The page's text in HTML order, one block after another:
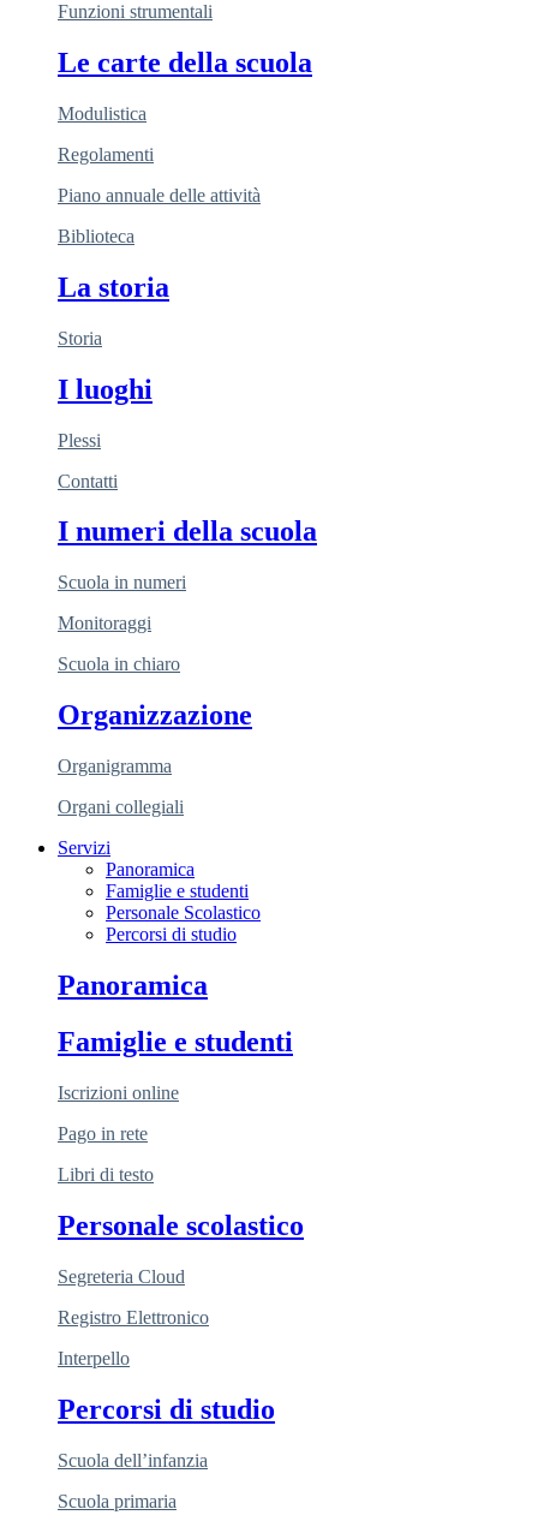
Funzioni strumentali
Le carte della scuola
Modulistica
Regolamenti
Piano annuale delle attività
Biblioteca
La storia
Storia
I luoghi
Plessi
Contatti
I numeri della scuola
Scuola in numeri
Monitoraggi
Scuola in chiaro
Organizzazione
Organigramma
Organi collegiali
Servizi
Panoramica
Famiglie e studenti
Personale Scolastico
Percorsi di studio
Panoramica
Famiglie e studenti
Iscrizioni online
Pago in rete
Libri di testo
Personale scolastico
Segreteria Cloud
Registro Elettronico
Interpello
Percorsi di studio
Scuola dell’infanzia
Scuola primaria